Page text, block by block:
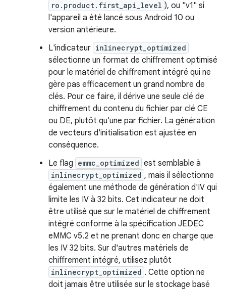
ro.product.first_api_level ), ou "v1" si
l'appareil a été lancé sous Android 10 ou
version antérieure.
L'indicateur inlinecrypt_optimized
sélectionne un format de chiffrement optimisé
pour le matériel de chiffrement intégré qui ne
gère pas efficacement un grand nombre de
clés. Pour ce faire, il dérive une seule clé de
chiffrement du contenu du fichier par clé CE
ou DE, plutôt qu'une par fichier. La génération
de vecteurs d'initialisation est ajustée en
conséquence.
Le flag emmc_optimized est semblable à
inlinecrypt_optimized , mais il sélectionne
également une méthode de génération d'IV qui
limite les IV à 32 bits. Cet indicateur ne doit
être utilisé que sur le matériel de chiffrement
intégré conforme à la spécification JEDEC
eMMC v5.2 et ne prenant donc en charge que
les IV 32 bits. Sur d'autres matériels de
chiffrement intégré, utilisez plutôt
inlinecrypt_optimized . Cette option ne
doit jamais être utilisée sur le stockage basé